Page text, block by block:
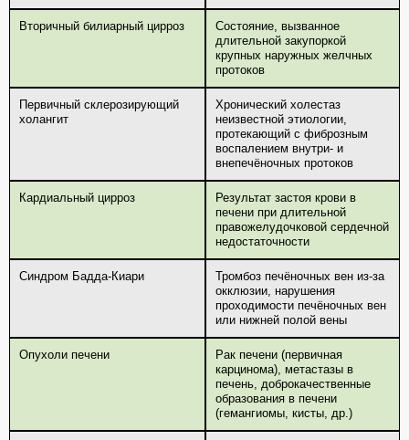
Вторичный билиарный цирроз
Состояние, вызванное
длительной закупоркой
крупных наружных желчных
протоков
Первичный склерозирующий
холангит
Хронический холестаз
неизвестной этиологии,
протекающий с фиброзным
воспалением внутри- и
внепечёночных протоков
Кардиальный цирроз
Результат застоя крови в
печени при длительной
правожелудочковой сердечной
недостаточности
Синдром Бадда-Киари
Тромбоз печёночных вен из-за
окклюзии, нарушения
проходимости печёночных вен
или нижней полой вены
Опухоли печени
Рак печени (первичная
карцинома), метастазы в
печень, доброкачественные
образования в печени
(гемангиомы, кисты, др.)